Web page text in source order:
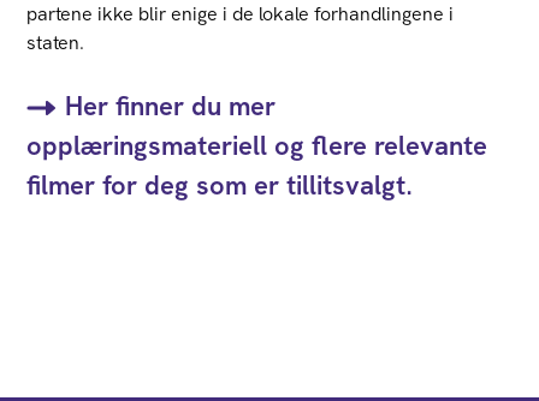
partene ikke blir enige i de lokale forhandlingene i
staten.
Her finner du mer
opplæringsmateriell og flere relevante
filmer for deg som er tillitsvalgt.